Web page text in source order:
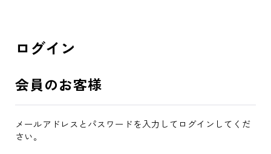
ログイン
会員のお客様
メールアドレスとパスワードを入力してログインしてくだ
さい。